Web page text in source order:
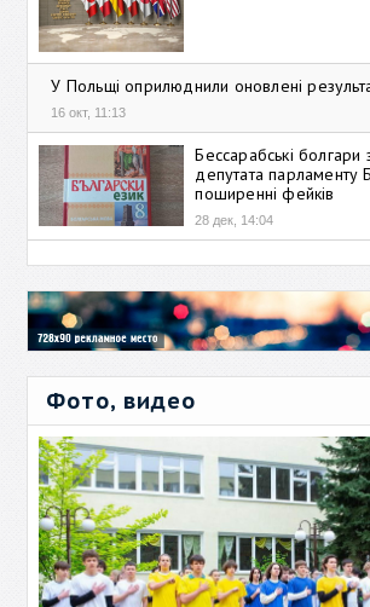
У Польщі оприлюднили оновлені
16 окт, 11:13
Бессарабські болгари
депутата парламенту
поширенні фейків
28 дек, 14:04
Фото, видео